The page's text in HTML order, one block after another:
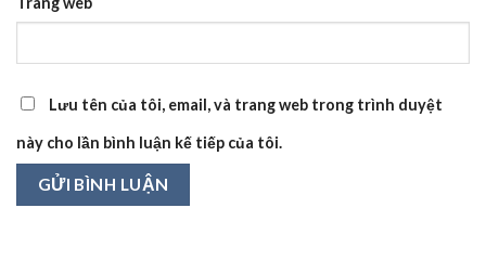
Lưu tên của tôi, email, và trang web trong trình duyệt
này cho lần bình luận kế tiếp của tôi.